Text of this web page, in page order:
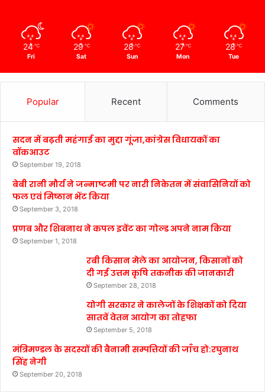
24 ℃
Fri
29 ℃
Sat
28 ℃
Sun
27 ℃
Mon
28 ℃
Tue
Popular Recent Comments
सदन में बढ़ती महंगाई का मुद्दा गूंजा,कांग्रेस विधायकों का
वॉकआउट
September 19, 2018
बेबी रानी मौर्य ने जन्माष्टमी पर नारी निकेतन में संवासिनियों को
फल एवं मिष्ठान भेंट किया
September 3, 2018
प्रणब और शिबनाथ ने कपल इवेंट का गोल्ड अपने नाम किया
September 1, 2018
रबी किसान मेले का आयोजन, किसानों को
दी गई उत्तम कृषि तकनीक की जानकारी
September 28, 2018
योगी सरकार ने कालेजों के शिक्षकों को दिया
सातवें वेतन आयोग का तोहफा
September 5, 2018
मंत्रिमण्डल के सदस्यों की बैनामी सम्पत्तियों की जाँच हो:रघुनाथ
सिंह नेगी
September 20, 2018